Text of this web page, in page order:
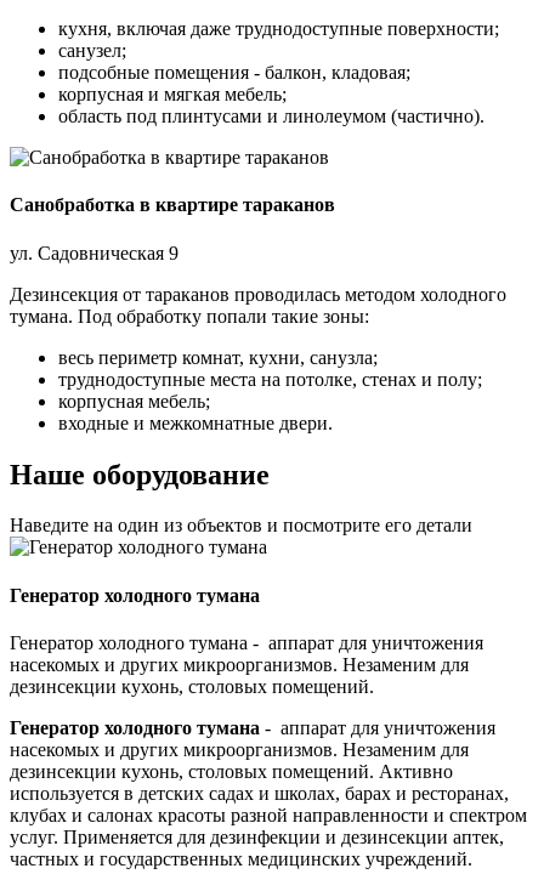
кухня, включая даже труднодоступные поверхности;
санузел;
подсобные помещения - балкон, кладовая;
корпусная и мягкая мебель;
область под плинтусами и линолеумом (частично).
Санобработка в квартире тараканов
ул. Садовническая 9
Дезинсекция от тараканов проводилась методом холодного
тумана. Под обработку попали такие зоны:
весь периметр комнат, кухни, санузла;
труднодоступные места на потолке, стенах и полу;
корпусная мебель;
входные и межкомнатные двери.
Нашe оборудование
Наведите на один из объектов и посмотрите его детали
Генератор холодного тумана
Генератор холодного тумана - аппарат для уничтожения
насекомых и других микроорганизмов. Незаменим для
дезинсекции кухонь, столовых помещений.
Генератор холодного тумана - аппарат для уничтожения
насекомых и других микроорганизмов. Незаменим для
дезинсекции кухонь, столовых помещений. Активно
используется в детских садах и школах, барах и ресторанах,
клубах и салонах красоты разной направленности и спектром
услуг. Применяется для дезинфекции и дезинсекции аптек,
частных и государственных медицинских учреждений.